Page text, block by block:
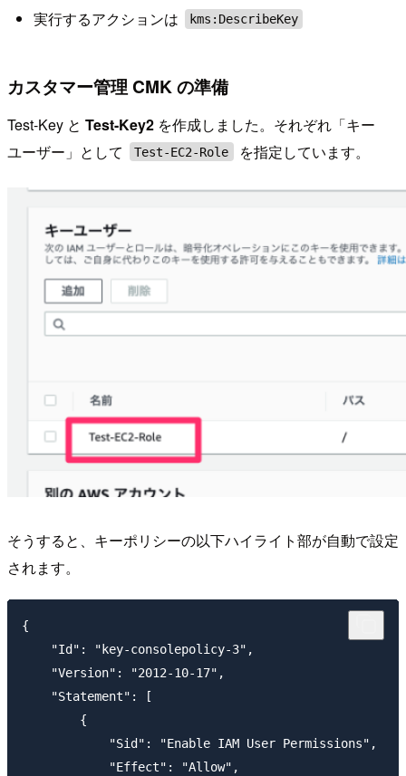
実行するアクションは
kms:DescribeKey
カスタマー管理 CMK の準備
Test-Key と Test-Key2 を作成しました。それぞれ「キー
ユーザー」として
Test-EC2-Role を指定しています。
そうすると、キーポリシーの以下ハイライト部が自動で設定
されます。
{
    "Id": "key-consolepolicy-3",
    "Version": "2012-10-17",
    "Statement": [
        {
            "Sid": "Enable IAM User Permissions",
            "Effect": "Allow",